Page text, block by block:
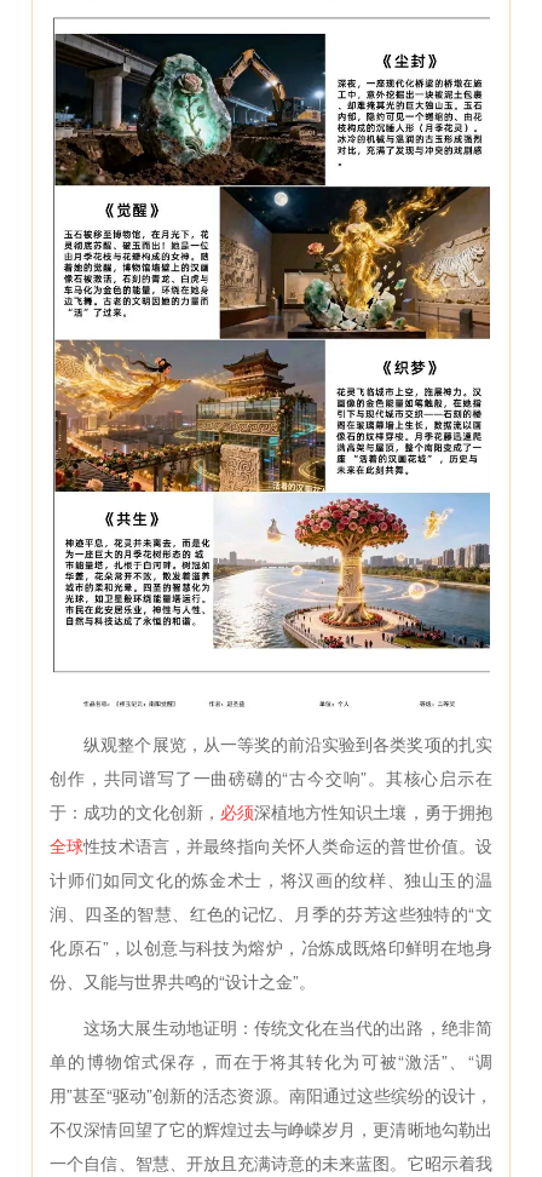
纵观整个展览，从一等奖的前沿实验到各类奖项的扎实
创作，共同谱写了一曲磅礴的“古今交响”。其核心启示在
于：成功的文化创新， 必须深植地方性知识土壤，勇于拥抱
全球性技术语言，并最终指向关怀人类命运的普世价值。设
计师们如同文化的炼金术士，将汉画的纹样、独山玉的温
润、四圣的智慧、红色的记忆、月季的芬芳这些独特的“文
化原石”，以创意与科技为熔炉，冶炼成既烙印鲜明在地身
份、又能与世界共鸣的“设计之金”。
这场大展生动地证明：传统文化在当代的出路，绝非简
单的博物馆式保存，而在于将其转化为可被“激活”、“调
用”甚至“驱动”创新的活态资源。南阳通过这些缤纷的设计，
不仅深情回望了它的辉煌过去与峥嵘岁月，更清晰地勾勒出
一个自信、智慧、开放且充满诗意的未来蓝图。它昭示着我